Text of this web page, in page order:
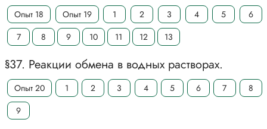
Опыт 18 Опыт 19 1 2 3 4 5
6
7
8 9 10 11 12 13
§37. Реакции обмена в водных растворах.
Опыт 20 1 2 3 4 5 6 7
8
9